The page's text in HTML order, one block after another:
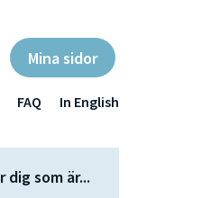
Mina sidor
FAQ In English
dig som är...